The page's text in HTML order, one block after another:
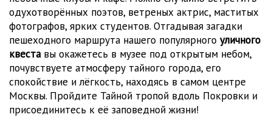
одухотворённых поэтов, ветреных актрис, маститых
фотографов, ярких студентов. Отгадывая загадки
пешеходного маршрута нашего популярногоуличного
квеста вы окажетесь в музее под открытым небом,
почувствуете атмосферу тайного города, его
спокойствие и лёгкость, находясь в самом центре
Москвы. Пройдите Тайной тропой вдоль Покровки и
присоединитесь к её заповедной жизни!